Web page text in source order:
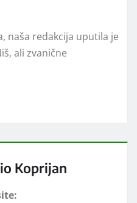
naša redakcija uputila je
ali zvanične
Koprijan